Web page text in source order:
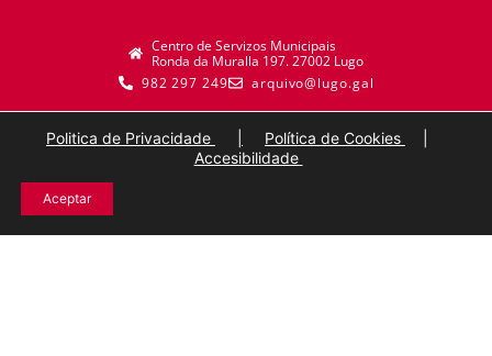
Centro de Servizos Municipais
Ronda da Muralla 197. 27002 Lugo
982 297 249
arquivo@lugo.gal
Politica de Privacidade Política de Cookies
Accesibilidade
Aceptar